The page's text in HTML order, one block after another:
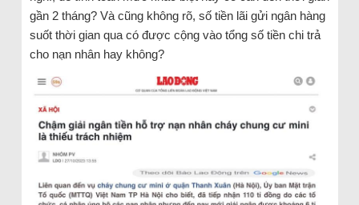
gần 2 tháng? Và cũng không rõ, số tiền lãi gửi ngân hàng
suốt thời gian qua có được cộng vào tổng số tiền chi trả
cho nạn nhân hay không?